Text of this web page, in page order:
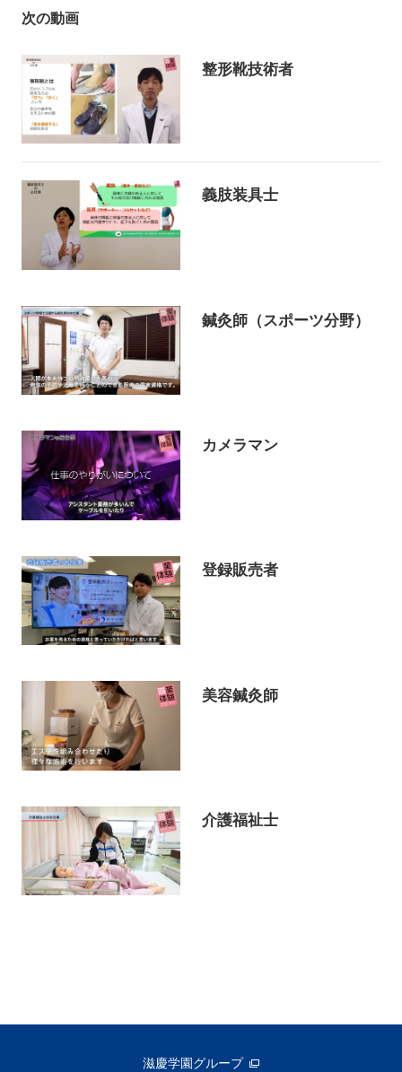
次の動画
整形靴技術者
義肢装具士
鍼灸師（スポーツ分野）
カメラマン
登録販売者
美容鍼灸師
介護福祉士
滋慶学園グループ